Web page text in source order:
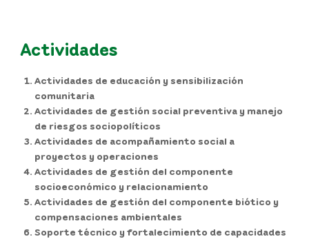
Actividades
Actividades de educación y sensibilización
comunitaria
Actividades de gestión social preventiva y manejo
de riesgos sociopolíticos
Actividades de acompañamiento social a
proyectos y operaciones
Actividades de gestión del componente
socioeconómico y relacionamiento
Actividades de gestión del componente biótico y
compensaciones ambientales
Soporte técnico y fortalecimiento de capacidades